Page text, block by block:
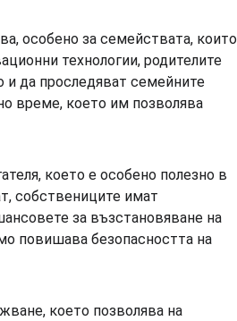
особено за семействата, които
технологии, родителите
и да проследяват семейните
време, което им позволява
което е особено полезно в
собствениците имат
за възстановяване на
повишава безопасността на
което позволява на